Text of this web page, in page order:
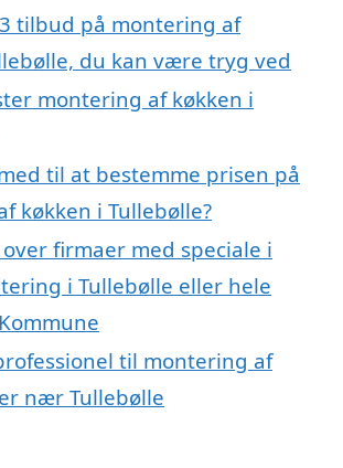
tilbud på montering af
du kan være tryg ved
montering af køkken i
til at bestemme prisen på
køkken i Tullebølle?
firmaer med speciale i
i Tullebølle eller hele
til montering af
nær Tullebølle